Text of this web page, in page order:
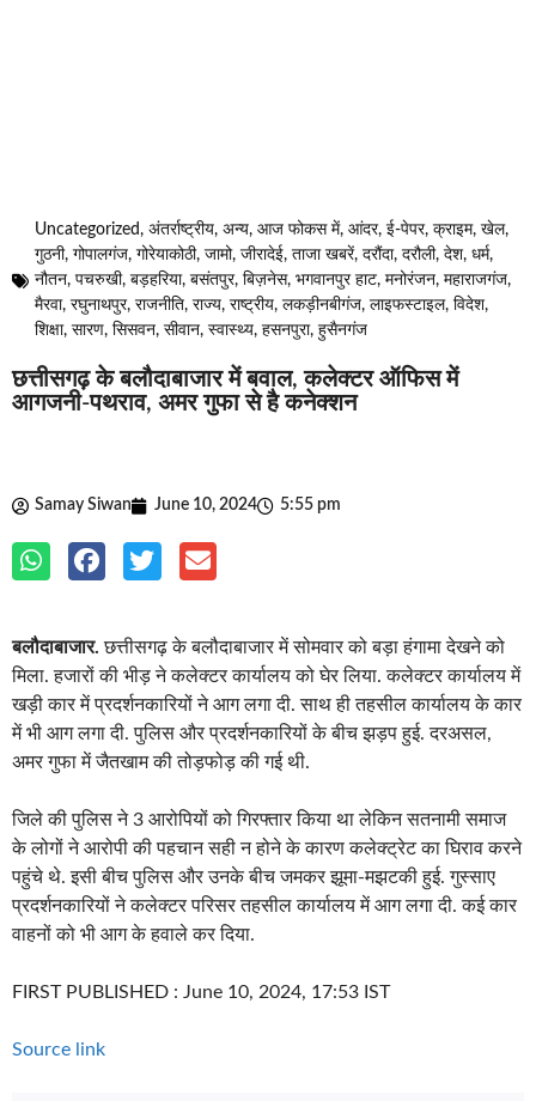
Uncategorized, अंतर्राष्ट्रीय, अन्य, आज फोकस में, आंदर, ई-पेपर, क्राइम, खेल,
गुठनी, गोपालगंज, गोरेयाकोठी, जामो, जीरादेई, ताजा खबरें, दरौंदा, दरौली, देश, धर्म,
नौतन, पचरुखी, बड़हरिया, बसंतपुर, बिज़नेस, भगवानपुर हाट, मनोरंजन, महाराजगंज,
मैरवा, रघुनाथपुर, राजनीति, राज्य, राष्ट्रीय, लकड़ीनबीगंज, लाइफस्टाइल, विदेश,
शिक्षा, सारण, सिसवन, सीवान, स्वास्थ्य, हसनपुरा, हुसैनगंज
छत्तीसगढ़ के बलौदाबाजार में बवाल, कलेक्टर ऑफिस में
आगजनी-पथराव, अमर गुफा से है कनेक्शन
Samay Siwan June 10, 2024 5:55 pm
बलौदाबाजार. छत्तीसगढ़ के बलौदाबाजार में सोमवार को बड़ा हंगामा देखने को
मिला. हजारों की भीड़ ने कलेक्टर कार्यालय को घेर लिया. कलेक्टर कार्यालय में
खड़ी कार में प्रदर्शनकारियों ने आग लगा दी. साथ ही तहसील कार्यालय के कार
में भी आग लगा दी. पुलिस और प्रदर्शनकारियों के बीच झड़प हुई. दरअसल,
अमर गुफा में जैतखाम की तोड़फोड़ की गई थी.
जिले की पुलिस ने 3 आरोपियों को गिरफ्तार किया था लेकिन सतनामी समाज
के लोगों ने आरोपी की पहचान सही न होने के कारण कलेक्ट्रेट का घिराव करने
पहुंचे थे. इसी बीच पुलिस और उनके बीच जमकर झूमा-मझटकी हुई. गुस्साए
प्रदर्शनकारियों ने कलेक्टर परिसर तहसील कार्यालय में आग लगा दी. कई कार
वाहनों को भी आग के हवाले कर दिया.
FIRST PUBLISHED : June 10, 2024, 17:53 IST
Source link